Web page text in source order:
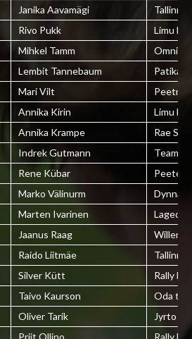
Janika Aavamägi
Tallinna
Rivo Pukk
Limu
Mihkel Tamm
Omniva
Lembit Tannebaum
Patika
Mari Vilt
Peetri
Annika Kirin
Limu
Annika Krampe
Rae
Indrek Gutmann
Team
Rene Kübar
Peeter I
Marko Välinurm
Marten Ivarinen
Lagedi
Jaanus Raag
Raido Liitmäe
Tallinna
Silver Kütt
Rally
Taivo Kaurson
Oda
Oliver Tarik
Jyrto
Priit Ollino Rally